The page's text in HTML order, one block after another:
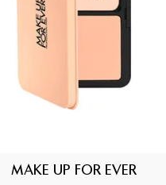
MAKE UP FOR EVER